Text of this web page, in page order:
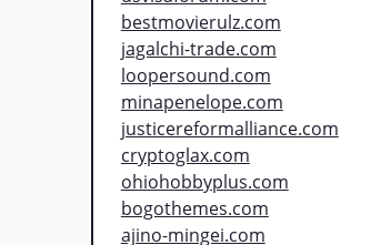
bestmovierulz.com
jagalchi-trade.com
loopersound.com
minapenelope.com
justicereformalliance.com
cryptoglax.com
ohiohobbyplus.com
bogothemes.com
ajino-mingei.com